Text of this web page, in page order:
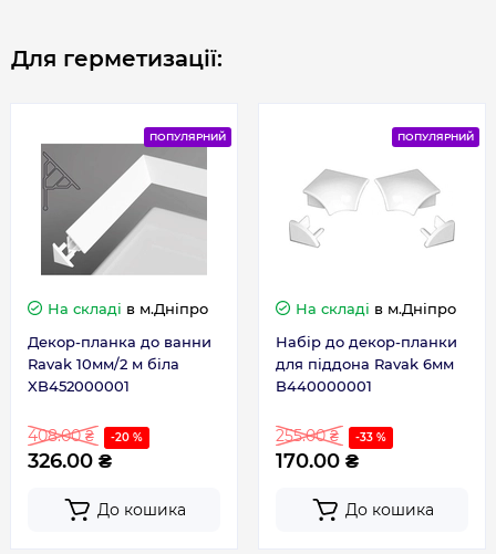
Для герметизації:
ПОПУЛЯРНИЙ
На складі в м.Дніпро
Декор-планка до ванни
Ravak 10мм/2 м біла
XB452000001
408.00 ₴ -20 %
326.00 ₴
До кошика
ПОПУЛЯРНИЙ
На складі в м.Дніпро
Набір до декор-планки
для піддона Ravak 6мм
B440000001
255.00 ₴ -33 %
170.00 ₴
До кошика